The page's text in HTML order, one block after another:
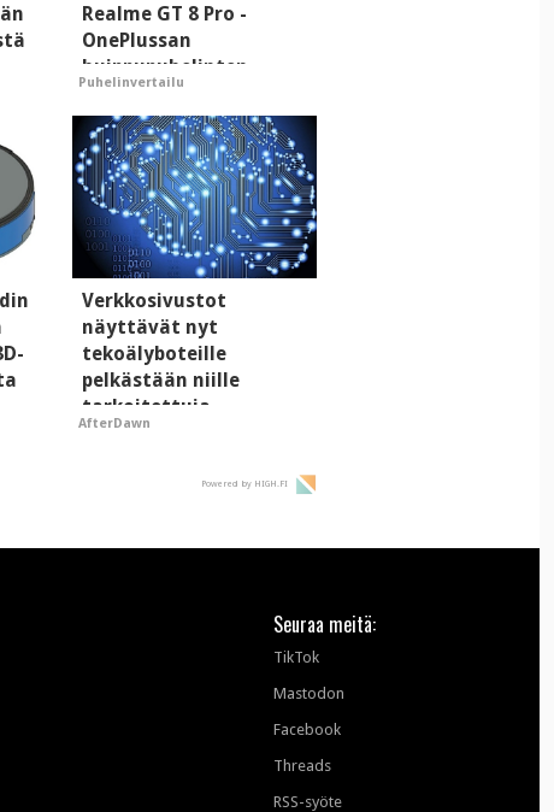
Realme GT 8 Pro -
OnePlussan
huippupuhelinten
"perillinen"
Puhelinvertailu
Verkkosivustot
näyttävät nyt
tekoälyboteille
pelkästään niille
tarkoitettuja
mainoksia - vaikuttaa
AfterDawn
Powered by HIGH.FI
Seuraa meitä:
TikTok
Mastodon
Facebook
Threads
RSS-syöte